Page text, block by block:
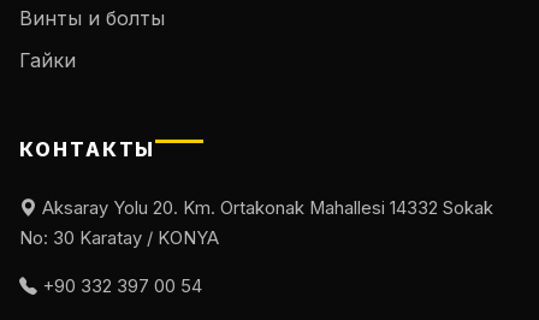
Винты и болты
Гайки
КОНТАКТЫ
Aksaray Yolu 20. Km. Ortakonak Mahallesi 14332 Sokak
No: 30 Karatay / KONYA
+90 332 397 00 54